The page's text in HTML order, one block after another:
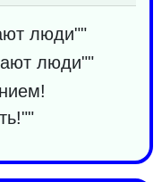
люди""
люди""